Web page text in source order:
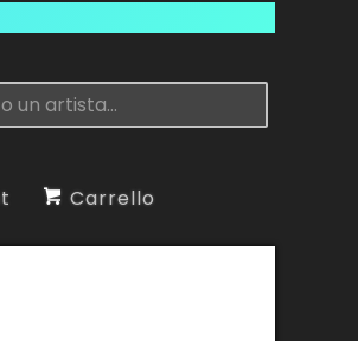
Carrello